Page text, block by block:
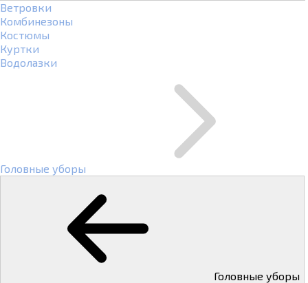
Ветровки
Комбинезоны
Костюмы
Куртки
Водолазки
Головные уборы
Головные уборы